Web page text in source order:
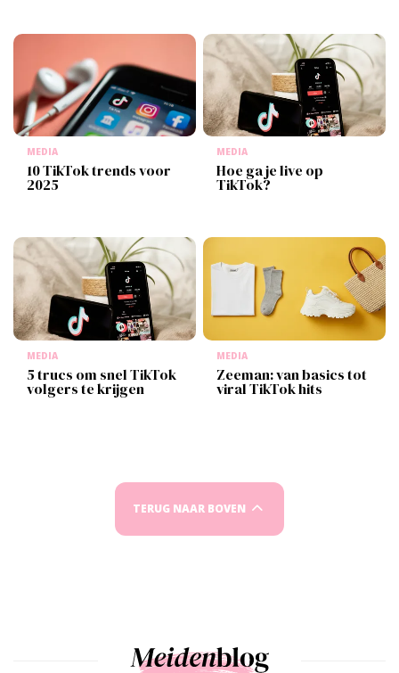
MEDIA
10 TikTok trends voor
2025
MEDIA
Hoe ga je live op
TikTok?
MEDIA
5 trucs om snel TikTok
volgers te krijgen
MEDIA
Zeeman: van basics tot
viral TikTok hits
TERUG NAAR BOVEN